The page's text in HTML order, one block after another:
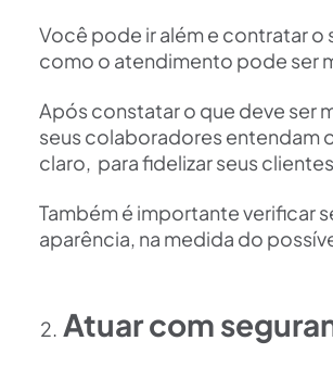
Você pode ir além e contratar
como o atendimento pode ser
Após constatar o que deve ser
seus colaboradores entendam
claro, para fidelizar seus
Também é importante verificar
aparência, na medida do
Atuar com